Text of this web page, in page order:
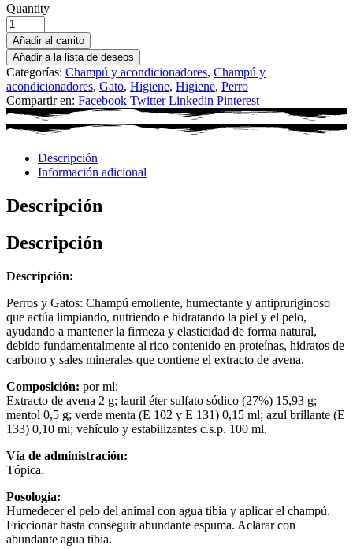
Quantity
Añadir al carrito
Añadir a la lista de deseos
Categorías: Champú y acondicionadores, Champú y
acondicionadores, Gato, Higiene, Higiene, Perro
Compartir en: Facebook Twitter Linkedin Pinterest
Descripción
Información adicional
Descripción
Descripción
Descripción:
Perros y Gatos: Champú emoliente, humectante y antipruriginoso
que actúa limpiando, nutriendo e hidratando la piel y el pelo,
ayudando a mantener la firmeza y elasticidad de forma natural,
debido fundamentalmente al rico contenido en proteínas, hidratos de
carbono y sales minerales que contiene el extracto de avena.
Composición: por ml:
Extracto de avena 2 g; lauril éter sulfato sódico (27%) 15,93 g;
mentol 0,5 g; verde menta (E 102 y E 131) 0,15 ml; azul brillante (E
133) 0,10 ml; vehículo y estabilizantes c.s.p. 100 ml.
Vía de administración:
Tópica.
Posología:
Humedecer el pelo del animal con agua tibia y aplicar el champú.
Friccionar hasta conseguir abundante espuma. Aclarar con
abundante agua tibia.